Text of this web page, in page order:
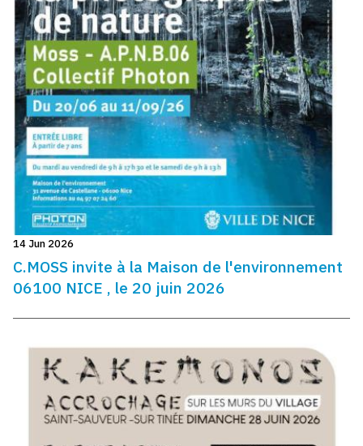
14 Jun 2026
C.MOSS invite à la Maison de l'environnement
06100 NICE , le 20 juin 2026